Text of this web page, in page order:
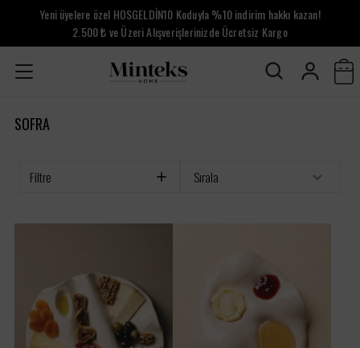
Yeni üyelere özel HOSGELDİN10 Koduyla %10 indirim hakkı kazan!
2.500 ₺ ve Üzeri Alışverişlerinizde Ücretsiz Kargo
SOFRA
Filtre Sırala